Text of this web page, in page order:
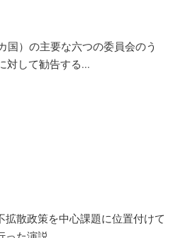
国）の主要な六つの委員会のう
対して勧告する...
拡散政策を中心課題に位置付けて